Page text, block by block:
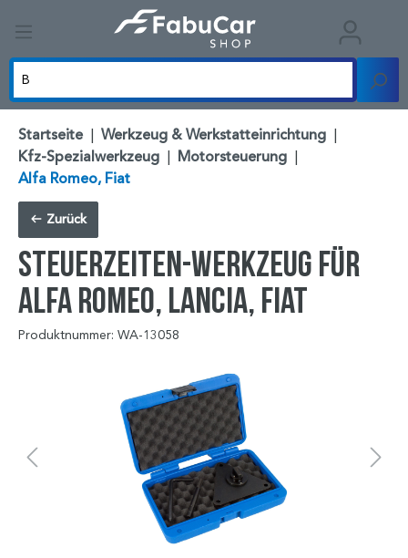
Startseite | Werkzeug & Werkstatteinrichtung |
Kfz-Spezialwerkzeug | Motorsteuerung |
Alfa Romeo, Fiat
Zurück
Steuerzeiten-Werkzeug für
Alfa Romeo, Lancia, Fiat
Produktnummer: WA-13058